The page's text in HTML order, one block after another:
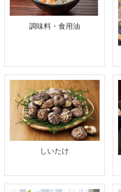
調味料・食用油
しいたけ